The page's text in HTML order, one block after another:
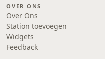
OVER ONS
Over Ons
Station toevoegen
Widgets
Feedback